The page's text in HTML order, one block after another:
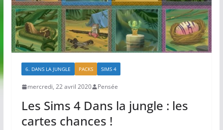
6. DANS LA JUNGLE PACKS SIMS 4
mercredi, 22 avril 2020 Pensée
Les Sims 4 Dans la jungle : les
cartes chances !